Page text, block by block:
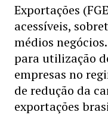
Exportações
acessíveis,
médios
para utilização
empresas no
de redução da
exportações